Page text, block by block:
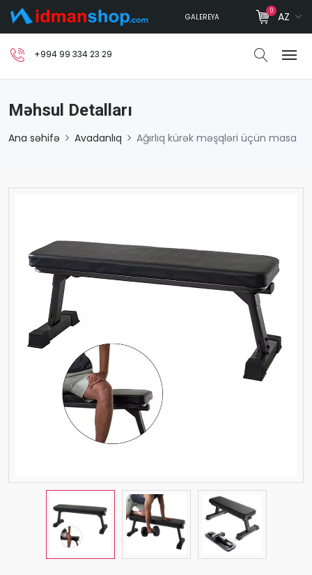
GALEREYA
0 AZ
+994 99 334 23 29
Məhsul Detalları
Ana səhifə Avadanlıq Ağırlıq kürək məşqləri üçün masa